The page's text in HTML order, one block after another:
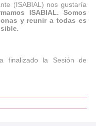
(ISABIAL) nos gustaría
ISABIAL. Somos
y reunir a todas es
finalizado la Sesión de